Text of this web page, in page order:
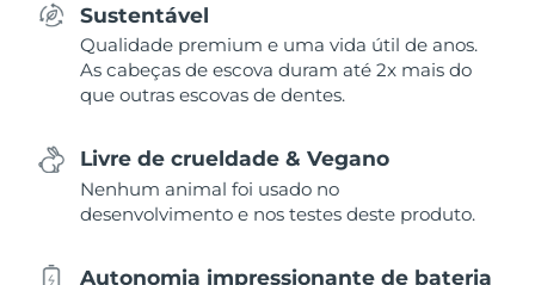
Sustentável
Qualidade premium e uma vida útil de anos.
As cabeças de escova duram até 2x mais do
que outras escovas de dentes.
Livre de crueldade & Vegano
Nenhum animal foi usado no
desenvolvimento e nos testes deste produto.
Autonomia impressionante de bateria